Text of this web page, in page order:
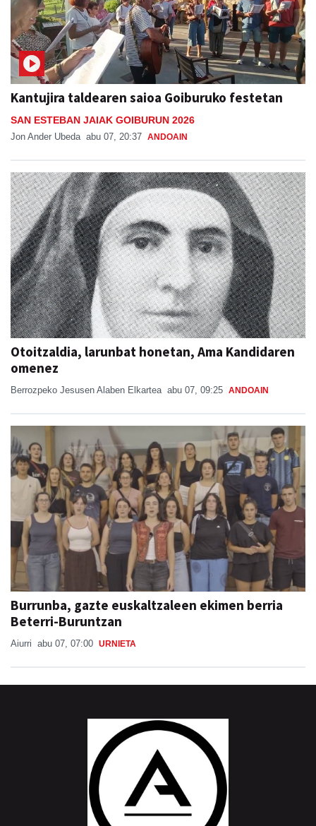
Kantujira taldearen saioa Goiburuko festetan
Jon Ander Ubeda
Otoitzaldia, larunbat honetan, Ama Kandidaren
omenez
Berrozpeko Jesusen Alaben Elkartea abu 07, 09:25
Burrunba, gazte euskaltzaleen ekimen berria
Beterri-Buruntzan
Aiurri abu 07, 07:00